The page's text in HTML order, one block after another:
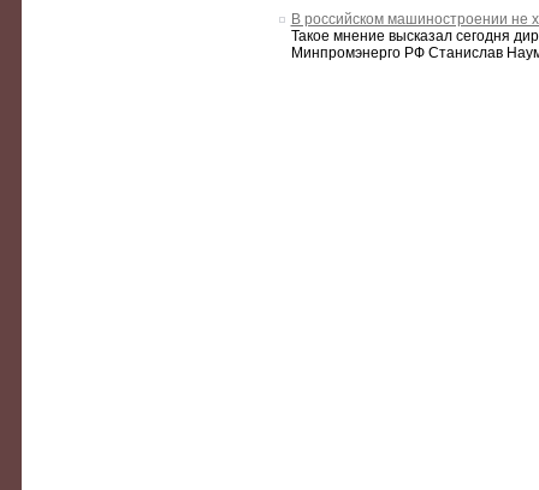
В российском машиностроении не
Такое мнение высказал сегодня
Минпромэнерго РФ Станислав